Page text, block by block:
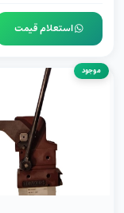
استعلام قیمت
موجود